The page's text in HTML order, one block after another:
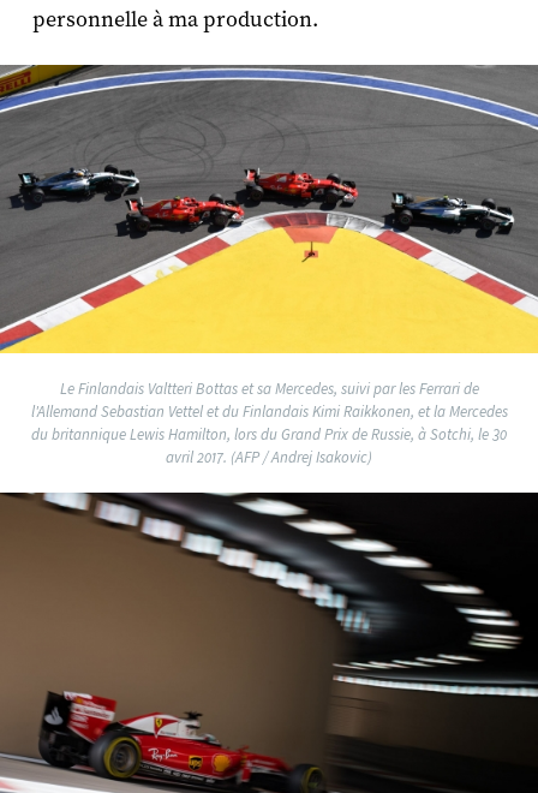
personnelle à ma production.
Le Finlandais Valtteri Bottas et sa Mercedes, suivi par les Ferrari de
l'Allemand Sebastian Vettel et du Finlandais Kimi Raikkonen, et la Mercedes
du britannique Lewis Hamilton, lors du Grand Prix de Russie, à Sotchi, le 30
avril 2017. (AFP / Andrej Isakovic)